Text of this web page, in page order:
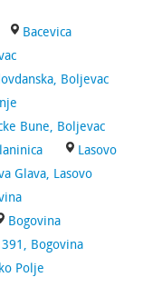
Bacevica
Boljevac
Bune, Boljevac
Lasovo
Glava, Lasovo
Bogovina
Bogovina
Polje